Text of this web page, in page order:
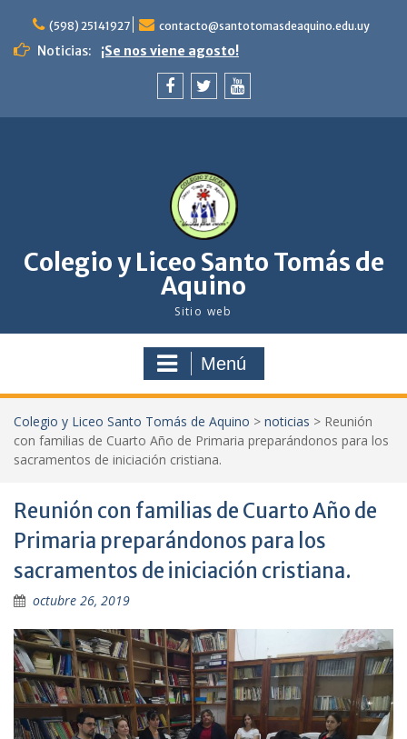
contenido
(598) 25141927 contacto@santotomasdeaquino.edu.uy
Noticias:
¡Se nos viene agosto!
de primaria. Familia y comunidad en camino
Colegio y Liceo Santo Tomás de
Aquino
Sitio web
Menú
Colegio y Liceo Santo Tomás de Aquino > noticias > Reunión
con familias de Cuarto Año de Primaria preparándonos para los
sacramentos de iniciación cristiana.
Reunión con familias de Cuarto Año de
Primaria preparándonos para los
sacramentos de iniciación cristiana.
octubre 26, 2019